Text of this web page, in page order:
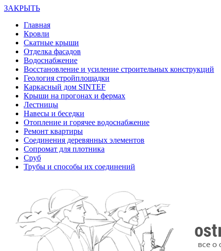
ЗАКРЫТЬ
Главная
Кровли
Скатные крыши
Отделка фасадов
Водоснабжение
Восстановление и усиление строительных конструкций
Геология стройплощадки
Каркасный дом SINTEF
Крыши на прогонах и фермах
Лестницы
Навесы и беседки
Отопление и горячее водоснабжение
Ремонт квартиры
Соединения деревянных элементов
Сопромат для плотника
Сруб
Трубы и способы их соединений